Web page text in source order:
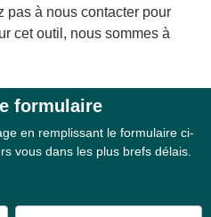
pas à nous contacter pour
cet outil, nous sommes à
formulaire
en remplissant le formulaire ci-
vous dans les plus brefs délais.
Nom